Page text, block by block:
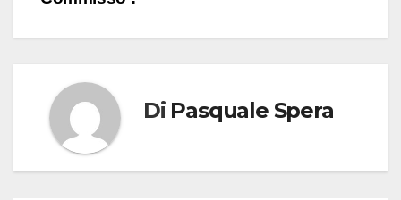
Di Pasquale Spera